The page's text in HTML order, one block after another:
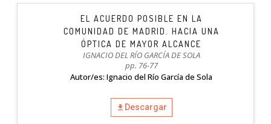
EL ACUERDO POSIBLE EN LA
COMUNIDAD DE MADRID. HACIA UNA
ÓPTICA DE MAYOR ALCANCE
IGNACIO DEL RÍO GARCÍA DE SOLA
pp. 76-77
Autor/es: Ignacio del Río García de Sola
Descargar